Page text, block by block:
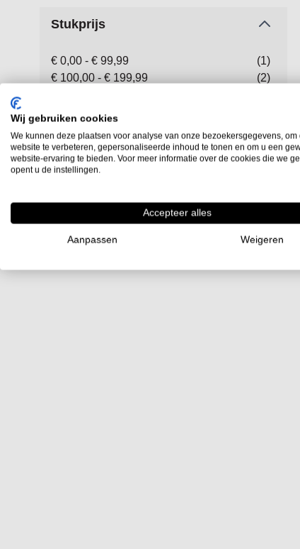
Stukprijs
€ 0,00 - € 99,99
(1)
€ 100,00 - € 199,99
(2)
€ 500,00
en hoger
Fabrikant
SOBA
(2)
Wij gebruiken cookies
We kunnen deze plaatsen voor analyse van onze bezoekersgegevens, om
website te verbeteren, gepersonaliseerde inhoud te tonen en om u een
website-ervaring te bieden. Voor meer informatie over de cookies die we
opent u de instellingen.
Accepteer alles
Aanpassen Weigeren